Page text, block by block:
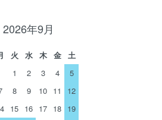
2026年9月
火 水 木 金
土
1
2 3 4
5
8 9 10 11
12
15 16 17 18 19